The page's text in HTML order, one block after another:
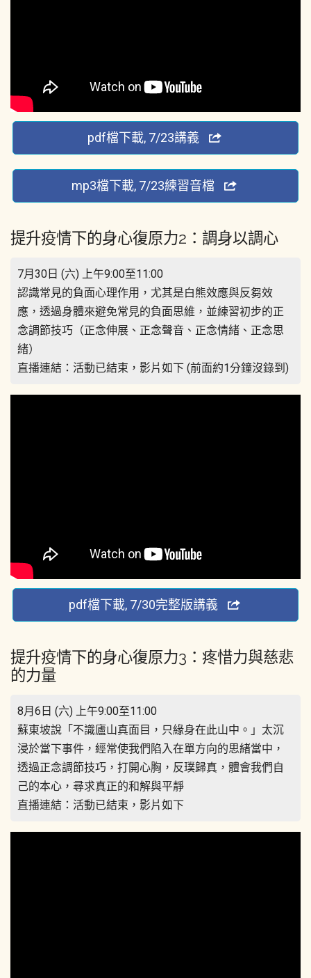
pdf檔下載, 7/23講義
mp3檔下載, 7/23練習音檔
提升疫情下的身心復原力2：調身以調心
7月30日 (六) 上午9:00至11:00
認識常見的負面心理作用，尤其是白熊效應與反芻效
應，透過身體來避免常見的負面思維，並練習初步的正
念調節技巧（正念伸展、正念聲音、正念情緒、正念思
緒）
直播連結：活動已結束，影片如下 (前面約1分鐘沒錄到)
pdf檔下載, 7/30完整版講義
提升疫情下的身心復原力3：疼惜力與慈悲
的力量
8月6日 (六) 上午9:00至11:00
蘇東坡說「不識廬山真面目，只緣身在此山中。」太沉
浸於當下事件，經常使我們陷入在單方向的思緒當中，
透過正念調節技巧，打開心胸，反璞歸真，體會我們自
己的本心，尋求真正的和解與平靜
直播連結：活動已結束，影片如下